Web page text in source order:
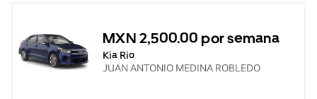
MXN 2,500.00 por semana
Kia Rio
JUAN ANTONIO MEDINA ROBLEDO